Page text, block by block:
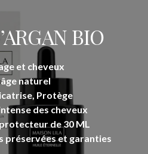
BIO
et cheveux
naturel
Protège
des cheveux
de 30 ML
préservées et garanties